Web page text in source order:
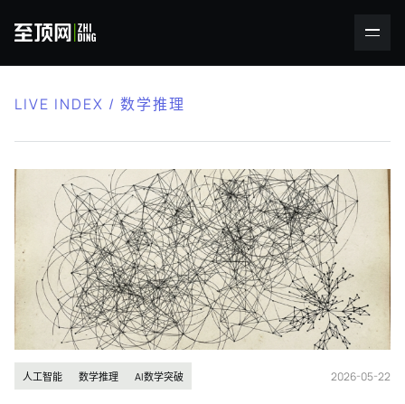
LIVE INDEX / 数学推理
人工智能 数学推理 AI数学突破 2026-05-22